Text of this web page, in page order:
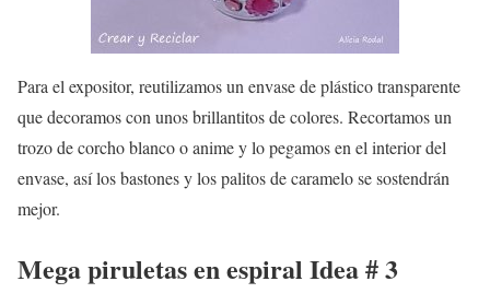
Para el expositor, reutilizamos un envase de plástico transparente
que decoramos con unos brillantitos de colores. Recortamos un
trozo de corcho blanco o anime y lo pegamos en el interior del
envase, así los bastones y los palitos de caramelo se sostendrán
mejor.
Mega piruletas en espiral Idea # 3